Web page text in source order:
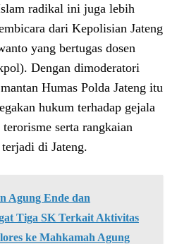
radikal ini juga lebih
dari Kepolisian Jateng
yang bertugas dosen
Dengan dimoderatori
Humas Polda Jateng itu
hukum terhadap gejala
serta rangkaian
di Jateng.
Agung Ende dan
Tiga SK Terkait Aktivitas
ke Mahkamah Agung